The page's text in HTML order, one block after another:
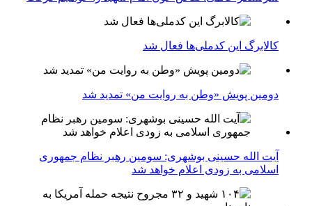
کالابرگ این کدملی‌ها فعال شد
دومین پویش «وطن به روایت من» تمدید شد
آیت الله حسینی بوشهری: سومین رهبر نظام جمهوری
اسلامی به زودی اعلام خواهد شد